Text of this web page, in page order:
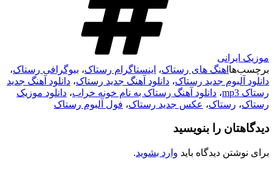
موزیک ایرانی
برچسب‌ها اهنگ های رستاک، اینستاگرام رستاک، بیوگرافی رستاک،
دانلود آلبوم جدید رستاک، دانلود آهنگ جدید رستاک، دانلود آهنگ جدید
رستاک mp3
، دانلود آهنگ رستاک به نام خونه خراب، دانلود موزیک
رستاک، رستاک، عکس جدید رستاک، فول آلبوم رستاک
دیدگاهتان را بنویسید
برای نوشتن دیدگاه باید وارد بشوید.